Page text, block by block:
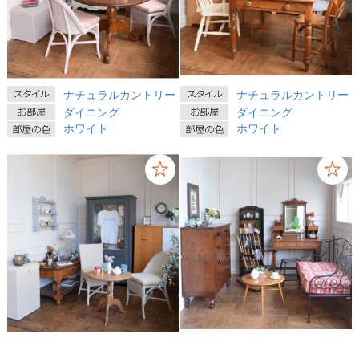
ナチュラルカントリー
ダイニング
ホワイト
ナチュラルカントリー
ダイニング
ホワイト